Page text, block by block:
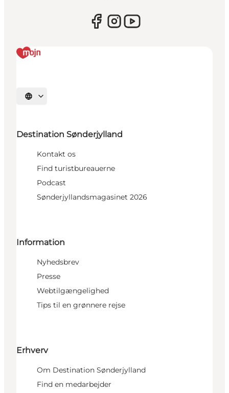
Vælg sprog
Destination Sønderjylland
Kontakt os
Find turistbureauerne
Podcast
Sønderjyllandsmagasinet 2026
Information
Nyhedsbrev
Presse
Webtilgængelighed
Tips til en grønnere rejse
Erhverv
Om Destination Sønderjylland
Find en medarbejder